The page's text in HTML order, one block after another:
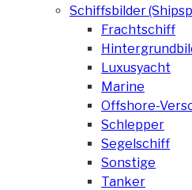
Schiffsbilder
Frachtschiff
Luxusyacht
Marine
Offshore-
Schlepper
Segelschiff
Sonstige
Tanker